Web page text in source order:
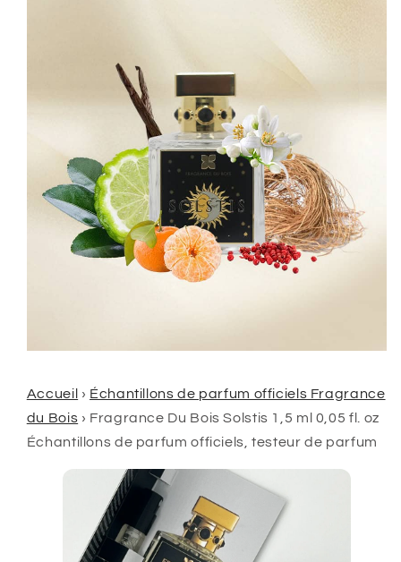
testeur
de
parfum
Accueil › Échantillons de parfum officiels Fragrance
du Bois › Fragrance Du Bois Solstis 1,5 ml 0,05 fl. oz
Échantillons de parfum officiels, testeur de parfum